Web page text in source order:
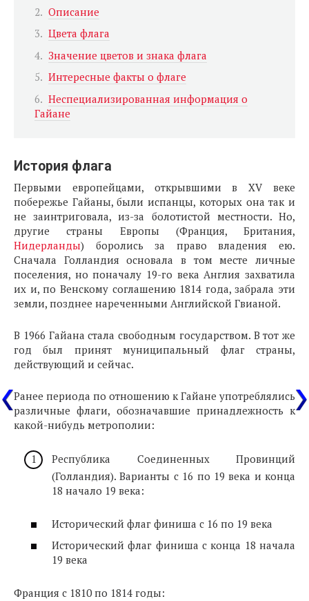
Описание
Цвета флага
Значение цветов и знака флага
Интересные факты о флаге
Неспециализированная информация о
Гайане
История флага
Первыми европейцами, открывшими в XV веке
побережье Гайаны, были испанцы, которых она так и
не заинтриговала, из-за болотистой местности. Но,
другие страны Европы (Франция, Британия,
Нидерланды) боролись за право владения ею.
Сначала Голландия основала в том месте личные
поселения, но поначалу 19-го века Англия захватила
их и, по Венскому соглашению 1814 года, забрала эти
земли, позднее нареченными Английской Гвианой.
В 1966 Гайана стала свободным государством. В тот же
год был принят муниципальный флаг страны,
действующий и сейчас.
Ранее периода по отношению к Гайане употреблялись
различные флаги, обозначавшие принадлежность к
какой-нибудь метрополии:
Республика Соединенных Провинций
(Голландия). Варианты с 16 по 19 века и конца
18 начало 19 века:
Исторический флаг финиша с 16 по 19 века
Исторический флаг финиша с конца 18 начала
19 века
Франция с 1810 по 1814 годы: